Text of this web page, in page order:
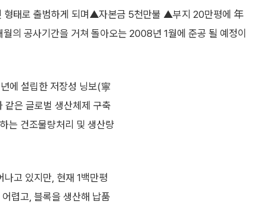
형태로 출범하게 되며▲자본금 5천만불 ▲부지 20만평에 年
의 공사기간을 거쳐 돌아오는 2008년 1월에 준공 될 예정이
에 설립한 저장성 닝보(寧
은 글로벌 생산체제 구축
건조물량처리 및 생산량
고 있지만, 현재 1백만평
렵고, 블록을 생산해 납품